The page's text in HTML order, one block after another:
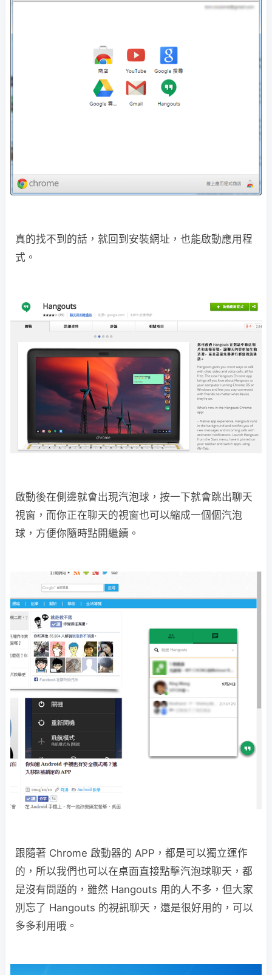
真的找不到的話，就回到安裝網址，也能啟動應用程
式。
啟動後在側邊就會出現汽泡球，按一下就會跳出聊天
視窗，而你正在聊天的視窗也可以縮成一個個汽泡
球，方便你隨時點開繼續。
跟隨著 Chrome 啟動器的 APP，都是可以獨立運作
的，所以我們也可以在桌面直接點擊汽泡球聊天，都
是沒有問題的，雖然 Hangouts 用的人不多，但大家
別忘了 Hangouts 的視訊聊天，還是很好用的，可以
多多利用哦。